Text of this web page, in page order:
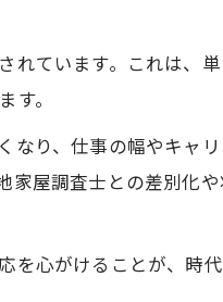
ています。これは、
。
り、仕事の幅やキャ
屋調査士との差別化
心がけることが、時